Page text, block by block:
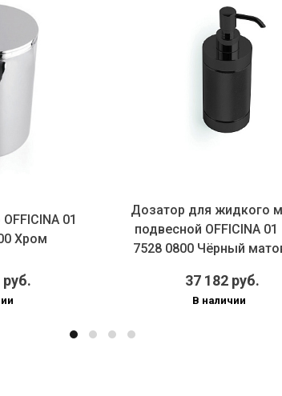
01
Хром
руб.
Дозатор для жидкого
подвесной OFFICINA 01
7528 0800 Чёрный
37 182 руб.
В наличии